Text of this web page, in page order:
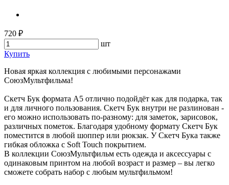
720 ₽
шт
Купить
Новая яркая коллекция с любимыми персонажами
СоюзМультфильма!
Скетч Бук формата А5 отлично подойдёт как для подарка, так
и для личного пользования. Скетч Бук внутри не разлинован -
его можно использовать по-разному: для заметок, зарисовок,
различных пометок. Благодаря удобному формату Скетч Бук
поместится в любой шоппер или рюкзак. У Скетч Бука также
гибкая обложка с Soft Touch покрытием.
В коллекции СоюзМультфильм есть одежда и аксессуары с
одинаковым принтом на любой возраст и размер – вы легко
сможете собрать набор с любым мультфильмом!